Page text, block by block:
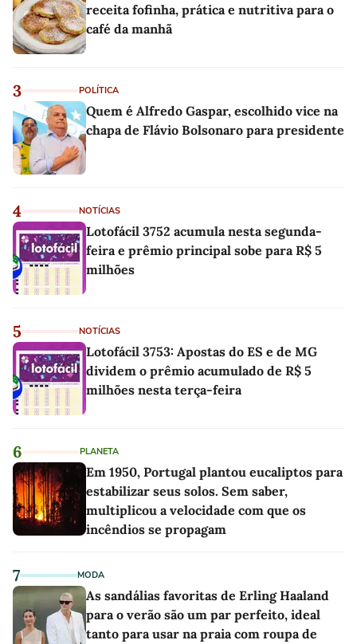
receita fofinha, prática e nutritiva para o
café da manhã
3 POLÍTICA
Quem é Alfredo Gaspar, escolhido vice na
chapa de Flávio Bolsonaro para presidente
4 NOTÍCIAS
Lotofácil 3752 acumula nesta segunda-
feira e prêmio principal sobe para R$ 5
milhões
5 NOTÍCIAS
Lotofácil 3753: Apostas do ES e de MG
dividem o prêmio acumulado de R$ 5
milhões nesta terça-feira
6 PLANETA
Em 1950, Portugal plantou eucaliptos para
estabilizar seus solos. Sem saber,
multiplicou a velocidade com que os
incêndios se propagam
7 MODA
As sandálias favoritas de Erling Haaland
para o verão são um par perfeito, ideal
tanto para usar na praia com roupa de